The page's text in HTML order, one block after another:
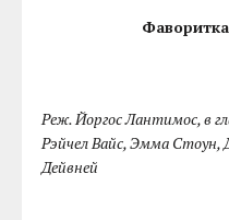
Реж. Йоргос Лантимос, в
Рэйчел Вайс, Эмма
Дейвней